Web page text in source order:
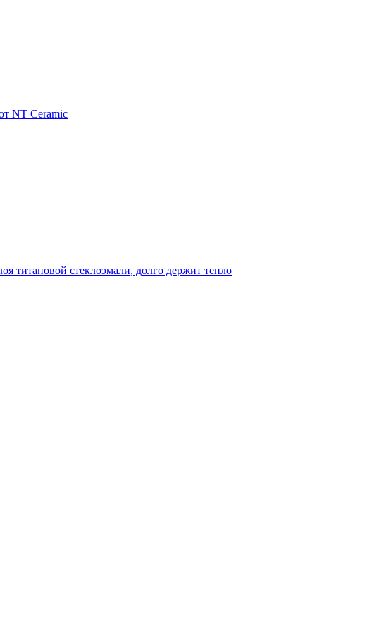
NT Ceramic
титановой стеклоэмали, долго держит тепло